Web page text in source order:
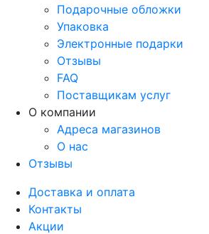
Подарочные обложки
Упаковка
Электронные подарки
Отзывы
FAQ
Поставщикам услуг
О компании
Адреса магазинов
О нас
Отзывы
Доставка и оплата
Контакты
Акции